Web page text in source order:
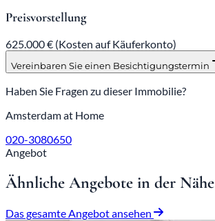
Preisvorstellung
625.000 € (Kosten auf Käuferkonto)
Vereinbaren Sie einen Besichtigungstermin
Haben Sie Fragen zu dieser Immobilie?
Amsterdam at Home
020-3080650
Angebot
Ähnliche Angebote in der Nähe
Das gesamte Angebot ansehen